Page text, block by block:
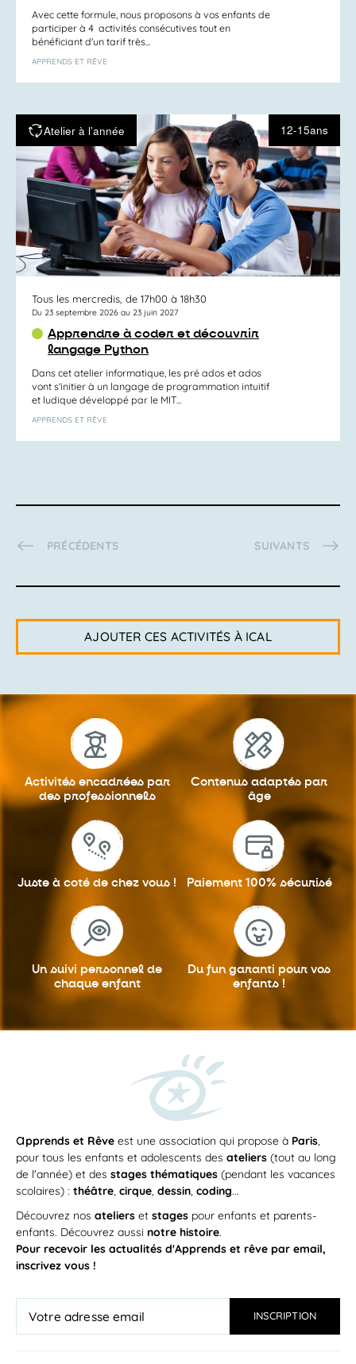
Avec cette formule, nous proposons à vos enfants de
participer à 4 activités consécutives tout en
bénéficiant d'un tarif très...
APPRENDS ET RÊVE
Atelier à l’année 12-15ans
Tous les mercredis, de 17h00 à 18h30
Du 23 septembre 2026 au 23 juin 2027
Apprendre à coder et découvrir
langage Python
Dans cet atelier informatique, les pré ados et ados
vont s’initier à un langage de programmation intuitif
et ludique développé par le MIT...
APPRENDS ET RÊVE
ACTIVITÉS
PRÉCÉDENTS ACTIVITÉS
SUIVANTS
AJOUTER CES ACTIVITÉS À ICAL
Activités encadrées par
des professionnels
Contenus adaptés par
âge
Juste à coté de chez vous ! Paiement 100% sécurisé
Un suivi personnel de
chaque enfant
Du fun garanti pour vos
enfants !
apprends et Rêve est une association qui propose à Paris,
pour tous les enfants et adolescents des ateliers (tout au long
de l'année) et des stages thématiques (pendant les vacances
scolaires) : théâtre, cirque, dessin, coding...
Découvrez nos ateliers et stages pour enfants et parents-
enfants. Découvrez aussi notre histoire.
Pour recevoir les actualités d'Apprends et rêve par email,
inscrivez vous !